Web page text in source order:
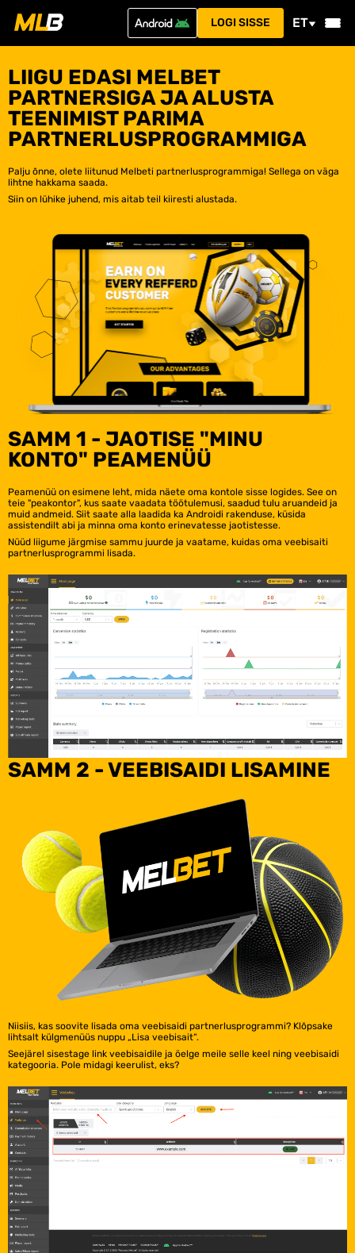
LOGI SISSE ET
LIIGU EDASI MELBET
PARTNERSIGA JA ALUSTA
TEENIMIST PARIMA
PARTNERLUSPROGRAMMIGA
Palju õnne, olete liitunud Melbeti partnerlusprogrammiga! Sellega on väga
lihtne hakkama saada.
Siin on lühike juhend, mis aitab teil kiiresti alustada.
SAMM 1 - JAOTISE "MINU
KONTO" PEAMENÜÜ
Peamenüü on esimene leht, mida näete oma kontole sisse logides. See on
teie "peakontor", kus saate vaadata töötulemusi, saadud tulu aruandeid ja
muid andmeid. Siit saate alla laadida ka Androidi rakenduse, küsida
assistendilt abi ja minna oma konto erinevatesse jaotistesse.
Nüüd liigume järgmise sammu juurde ja vaatame, kuidas oma veebisaiti
partnerlusprogrammi lisada.
SAMM 2 - VEEBISAIDI LISAMINE
Niisiis, kas soovite lisada oma veebisaidi partnerlusprogrammi? Klõpsake
lihtsalt külgmenüüs nuppu „Lisa veebisait“.
Seejärel sisestage link veebisaidile ja öelge meile selle keel ning veebisaidi
kategooria. Pole midagi keerulist, eks?